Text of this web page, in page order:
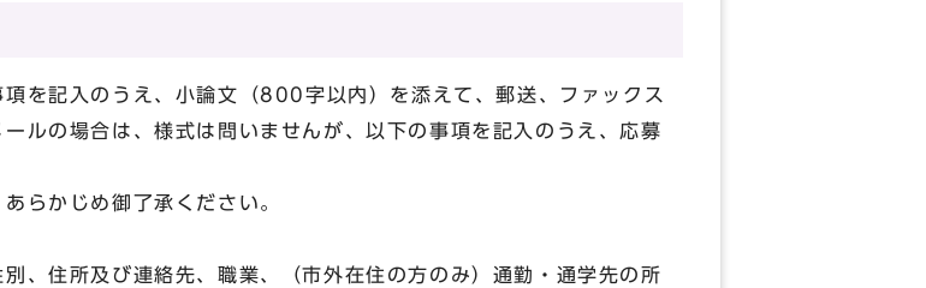
を記入のうえ、小論文（800字以内）を添えて、郵送、ファックス
ルの場合は、様式は問いませんが、以下の事項を記入のうえ、応募
らかじめ御了承ください。
、住所及び連絡先、職業、（市外在住の方のみ）通勤・通学先の所